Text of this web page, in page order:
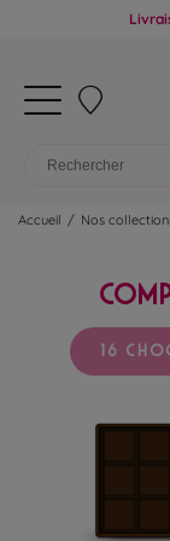
Livraison
Accueil / Nos
16